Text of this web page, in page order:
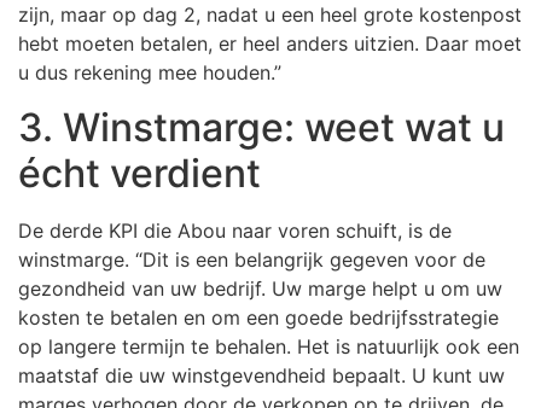
zijn, maar op dag 2, nadat u een heel grote kostenpost
hebt moeten betalen, er heel anders uitzien. Daar moet
u dus rekening mee houden.”
3. Winstmarge: weet wat u
écht verdient
De derde KPI die Abou naar voren schuift, is de
winstmarge. “Dit is een belangrijk gegeven voor de
gezondheid van uw bedrijf. Uw marge helpt u om uw
kosten te betalen en om een goede bedrijfsstrategie
op langere termijn te behalen. Het is natuurlijk ook een
maatstaf die uw winstgevendheid bepaalt. U kunt uw